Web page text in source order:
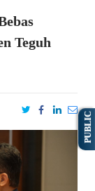
Teguh
PUBLIC